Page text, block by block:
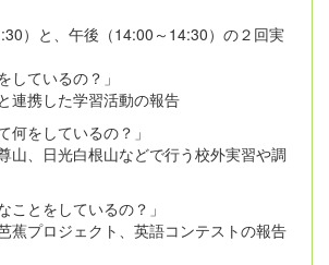
）と、午後（14:00～14:30）の２回実
ているの？」
連携した学習活動の報告
をしているの？」
山、日光白根山などで行う校外実習や調
とをしているの？」
蕉プロジェクト、英語コンテストの報告